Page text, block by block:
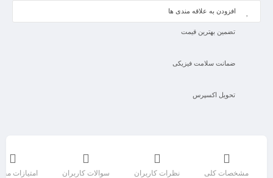
افزودن به علاقه مندی ها
تضمین بهترین قیمت
ضمانت سلامت فیزیکی
تحویل اکسپرس
مشخصات کلی نظرات کاربران سوالات کاربران امتیازات